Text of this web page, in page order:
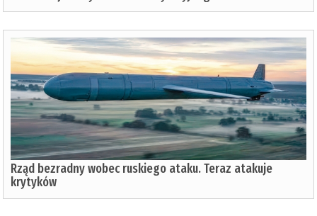
Rząd bezradny wobec ruskiego ataku. Teraz atakuje
krytyków